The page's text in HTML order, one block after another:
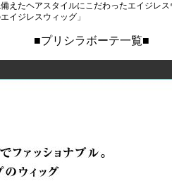
えたヘアスタイルにこだわったエイジレ
イジレスウィッグ」
■プリシラボーテ一覧■